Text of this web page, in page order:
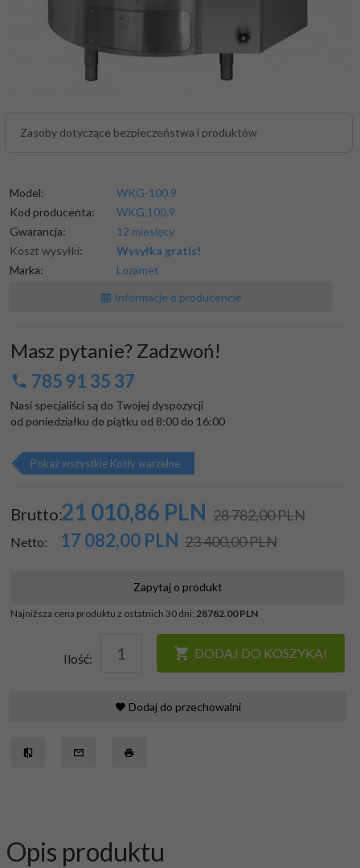
Zasoby dotyczące bezpieczeństwa i produktów
Model:
WKG-100.9
Kod producenta:
WKG.100.9
Gwarancja:
12 miesięcy
Koszt wysyłki:
Wysyłka gratis!
Marka:
Lozamet
Informacje o producencie
Masz pytanie? Zadzwoń!
785 91 35 37
Nasi specjaliści są do Twojej dyspozycji
od poniedziałku do piątku od 8:00 do 16:00
Pokaż wszystkie Kotły warzelne
Brutto:21 010,86 PLN 28 782,00 PLN
Netto: 17 082,00 PLN 23 400,00 PLN
Zapytaj o produkt
Najniższa cena produktu z ostatnich 30 dni: 28782.00 PLN
Ilość: DODAJ DO KOSZYKA!
Dodaj do przechowalni
Opis produktu